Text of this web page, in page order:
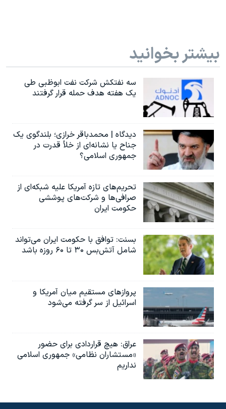
بیشتر بخوانید
سه نفتکش شرکت نفت ابوظبی طی
یک هفته هدف حمله قرار گرفتند
دیدگاه | محمدباقر خرازی؛ بلندگوی یک
جناح یا نشانه‌ای از خلأ قدرت در
جمهوری اسلامی؟
تحریم‌های تازه آمریکا علیه شبکه‌ای از
صرافی‌ها و شرکت‌های پوششی
حکومت ایران
بسنت: توافق با حکومت ایران می‌تواند
شامل آتش‌بس ۳۰ تا ۶۰ روزه باشد
پروازهای مستقیم میان آمریکا و
اسرائیل از سر گرفته می‌شود
عراق: هیچ قراردادی برای حضور
«مستشاران نظامی» جمهوری اسلامی
نداریم